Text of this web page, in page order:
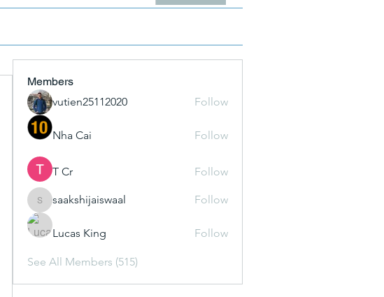
Members
vutien25112020
Follow
Nha Cai Follow
T Cr Follow
saakshijaiswaal
saakshijaiswaal Follow
Lucas King Follow
See All Members (515)